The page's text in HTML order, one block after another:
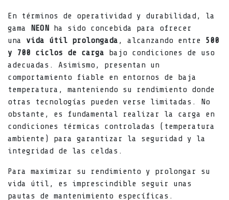
En términos de operatividad y durabilidad, la
gama
NEON ha sido concebida para ofrecer
una vida útil prolongada , alcanzando entre 500
y 700 ciclos de carga bajo condiciones de uso
adecuadas. Asimismo, presentan un
comportamiento fiable en entornos de baja
temperatura, manteniendo su rendimiento donde
otras tecnologías pueden verse limitadas. No
obstante, es fundamental realizar la carga en
condiciones térmicas controladas (temperatura
ambiente) para garantizar la seguridad y la
integridad de las celdas.
Para maximizar su rendimiento y prolongar su
vida útil, es imprescindible seguir unas
pautas de mantenimiento específicas.